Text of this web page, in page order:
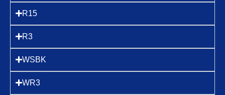
R15
R3
WSBK
WR3